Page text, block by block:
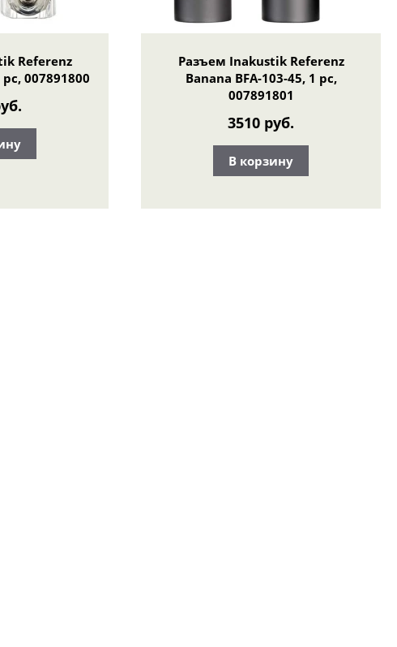
Referenz
pc, 007891800
Разъем Inakustik Referenz
Banana BFA-103-45, 1 pc,
007891801
3510 руб.
В корзину